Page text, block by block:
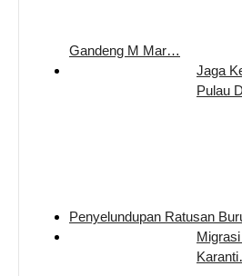
Gandeng M Mar…
Jaga
Pulau
Penyelundupan Ratusan